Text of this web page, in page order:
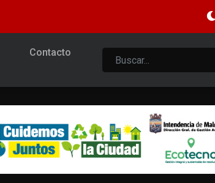
Contacto